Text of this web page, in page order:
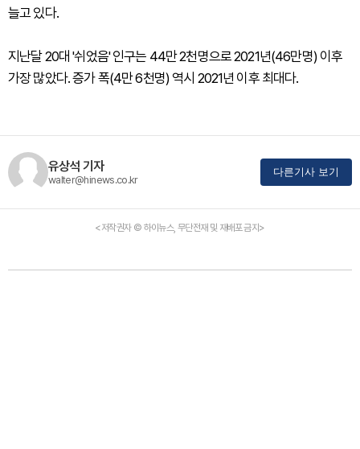
늘고 있다.
지난달 20대 '쉬었음' 인구는 44만 2천명으로 2021년(46만명) 이후
가장 많았다. 증가 폭(4만 6천명) 역시 2021년 이후 최대다.
유상석 기자
walter@hinews.co.kr
다른기사 보기
<저작권자 © 하이뉴스, 무단전재 및 재배포 금지>